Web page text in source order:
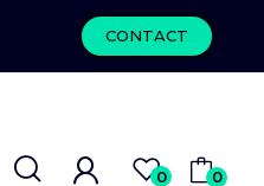
CONTACT
0 0